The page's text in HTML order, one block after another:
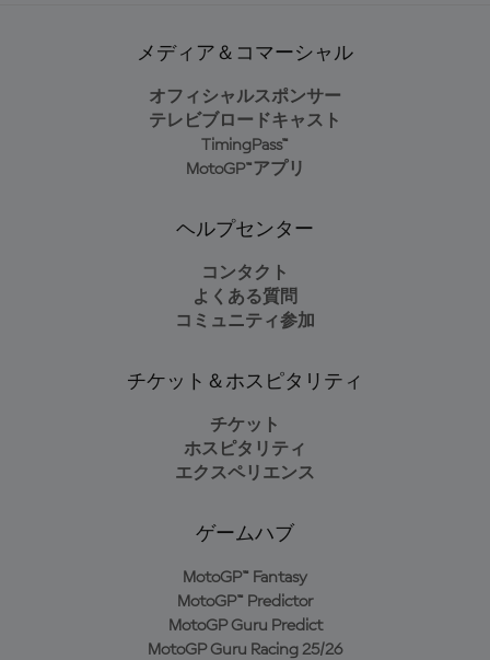
メディア＆コマーシャル
オフィシャルスポンサー
テレビブロードキャスト
TimingPass™
MotoGP™アプリ
ヘルプセンター
コンタクト
よくある質問
コミュニティ参加
チケット＆ホスピタリティ
チケット
ホスピタリティ
エクスペリエンス
ゲームハブ
MotoGP™ Fantasy
MotoGP™ Predictor
MotoGP Guru Predict
MotoGP Guru Racing 25/26